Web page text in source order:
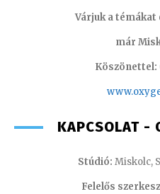
Várjuk a
már
Köszönettel:
KAPCSOLAT -
Stúdió: Miskolc,
Felelős